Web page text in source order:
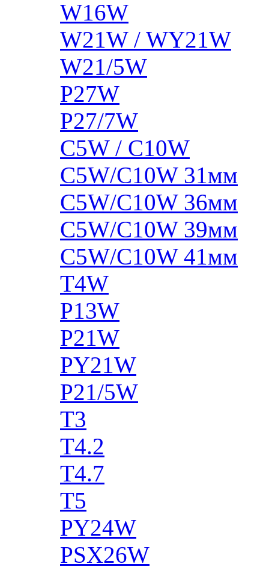
W16W
W21W / WY21W
W21/5W
P27W
P27/7W
C5W / C10W
C5W/C10W 31мм
C5W/C10W 36мм
C5W/C10W 39мм
C5W/C10W 41мм
T4W
P13W
P21W
PY21W
P21/5W
T3
T4.2
T4.7
T5
PY24W
PSX26W